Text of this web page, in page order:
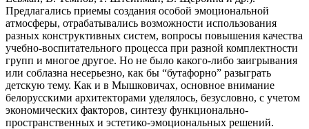
Предлагались приемы создания особой эмоциональной
атмосферы, отрабатывались возможности использования
разных конструктивных систем, вопросы повышения качества
учебно-воспитательного процесса при разной комплектности
групп и многое другое. Но не было какого-либо заигрывания
или соблазна несерьезно, как бы “бутафорно” разыграть
детскую тему. Как и в Мышковичах, основное внимание
белорусскими архитекторами уделялось, безусловно, с учетом
экономических факторов, синтезу функционально-
пространственных и эстетико-эмоциональных решений.